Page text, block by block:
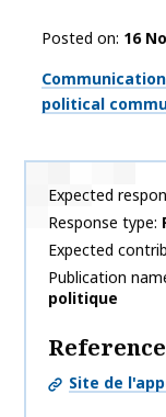
Posted on 16
Thématiques
political
Expected
Response type
Expected
Publication
politique
Site de